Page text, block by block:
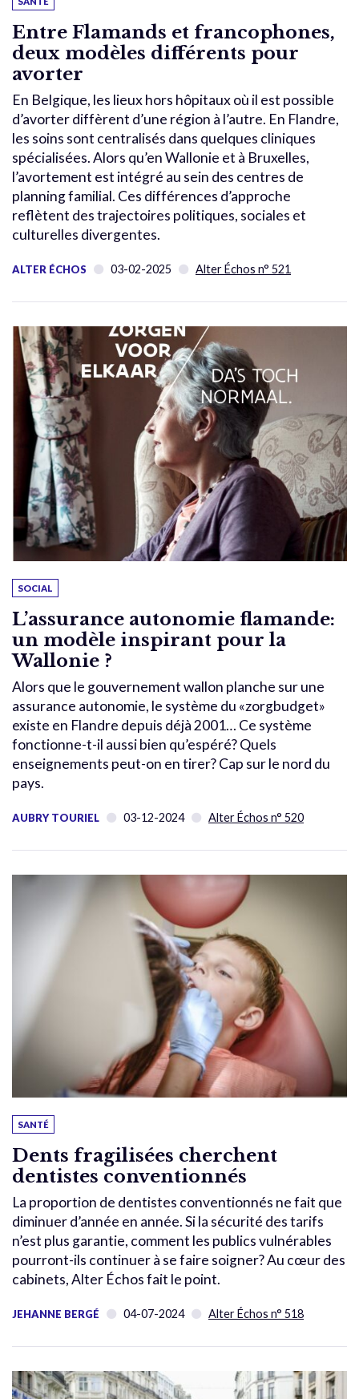
Entre Flamands et francophones,
deux modèles différents pour
avorter
En Belgique, les lieux hors hôpitaux où il est possible
d’avorter diffèrent d’une région à l’autre. En Flandre,
les soins sont centralisés dans quelques cliniques
spécialisées. Alors qu’en Wallonie et à Bruxelles,
l’avortement est intégré au sein des centres de
planning familial. Ces différences d’approche
reflètent des trajectoires politiques, sociales et
culturelles divergentes.
ALTER ÉCHOS 03-02-2025 Alter Échos n° 521
SOCIAL
L’assurance autonomie flamande:
un modèle inspirant pour la
Wallonie ?
Alors que le gouvernement wallon planche sur une
assurance autonomie, le système du «zorgbudget»
existe en Flandre depuis déjà 2001… Ce système
fonctionne-t-il aussi bien qu’espéré? Quels
enseignements peut-on en tirer? Cap sur le nord du
pays.
AUBRY TOURIEL 03-12-2024 Alter Échos n° 520
SANTÉ
Dents fragilisées cherchent
dentistes conventionnés
La proportion de dentistes conventionnés ne fait que
diminuer d’année en année. Si la sécurité des tarifs
n’est plus garantie, comment les publics vulnérables
pourront-ils continuer à se faire soigner? Au cœur des
cabinets, Alter Échos fait le point.
JEHANNE BERGÉ 04-07-2024 Alter Échos n° 518